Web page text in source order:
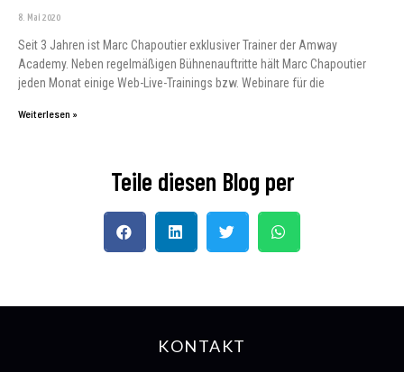
8. Mai 2020
Seit 3 Jahren ist Marc Chapoutier exklusiver Trainer der Amway
Academy. Neben regelmäßigen Bühnenauftritte hält Marc Chapoutier
jeden Monat einige Web-Live-Trainings bzw. Webinare für die
Weiterlesen »
Teile diesen Blog per
KONTAKT